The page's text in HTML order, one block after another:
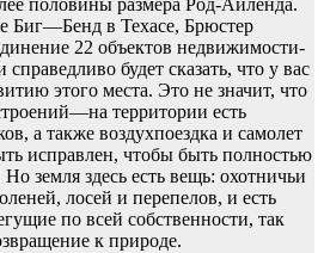
половины размера Род-Айленда.
Биг—Бенд в Техасе, Брюстер
22 объектов недвижимости-
будет сказать, что у вас
этого места. Это не значит, что
территории есть
а также воздухпоездка и самолет
исправлен, чтобы быть полностью
земля здесь есть вещь: охотничьи
лосей и перепелов, и есть
по всей собственности, так
к природе.